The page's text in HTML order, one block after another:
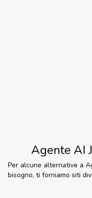
Agente AI
Per alcune alternative a
bisogno, ti forniamo siti